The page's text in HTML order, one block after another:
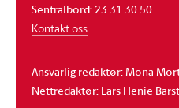
Sentralbord: 23 31 30 50
Kontakt oss
Ansvarlig redaktør: Mona
Nettredaktør: Lars Henie